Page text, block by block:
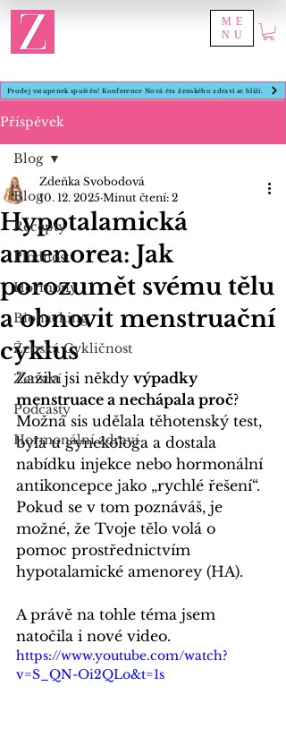
ME
NU
Prodej vstupenek spuštěn! Konference Nová éra ženského zdraví se blíží.
Příspěvek
Blog
Recepty
Plodnost
Hormony
Biohacking
Ženská Cykličnost
Ženství
Podcasty
Hormonální zdraví
Blog
Hypotalamická
amenorea: Jak
porozumět svému tělu
a obnovit menstruační
cyklus
Zdeňka Svobodová
10. 12. 2025 Minut čtení: 2
Zažila jsi někdy výpadky
menstruace a nechápala proč?
Možná sis udělala těhotenský test,
byla u gynekologa a dostala
nabídku injekce nebo hormonální
antikoncepce jako „rychlé řešení“.
Pokud se v tom poznáváš, je
možné, že Tvoje tělo volá o
pomoc prostřednictvím
hypotalamické amenorey (HA).
A právě na tohle téma jsem
natočila i nové video.
https://www.youtube.com/watch?
v=S_QN-Oi2QLo&t=1s